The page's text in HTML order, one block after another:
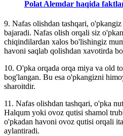
Polat Alemdar haqida
9. Nafas olishdan tashqari,
bajaradi. Nafas olish orqali siz
chiqindilardan xalos bo'lishingiz
havoni saqlab qolishdan xavotirda
10. O'pka orqada orqa miya va old
bog'langan. Bu esa o'pkangizni
sharoitdir.
11. Nafas olishdan tashqari, o'pka
Halqum yoki ovoz qutisi shamol
o'pkadan havoni ovoz qutisi orqali
aylantiradi.